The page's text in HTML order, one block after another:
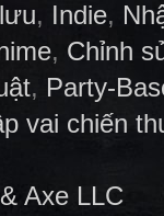
, Indie,
, Chỉnh
, Party-
vai chiến
Axe LLC